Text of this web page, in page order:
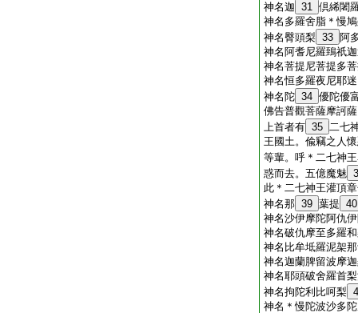
神名迦 31 倶絺闍
神名多羅舍脂＊慢
神名臀頭梨 33 阿
神名阿耆尼羅鵄祇
神名菩提尼菩提多
神名恒多羅夜尼耶迷
神名陀 34 優陀優
佛告普觀菩薩摩訶
上首者有 35 二七
王國土。偸竊之人
等輩。呼＊二七神
惑而去。五億魔魅
此＊二七神王灌頂
神名那 39 葉提 40
神名沙伊摩陀阿仇
神名破仇摩至多羅
神名比牟坻羅泥架
神名迦蘭脾留波摩
神名耶頭破舍羅首
神名拘陀利比呵梨
神名＊慢陀波沙多